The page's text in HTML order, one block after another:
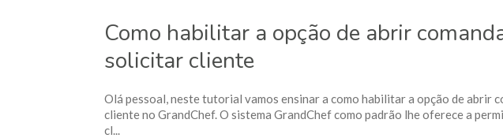
Como habilitar a opção de abrir
solicitar cliente
Olá pessoal, neste tutorial vamos ensinar a como habilitar a opção de abrir
cliente no GrandChef. O sistema GrandChef como padrão lhe oferece a
cl...